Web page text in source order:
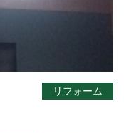
リフォーム